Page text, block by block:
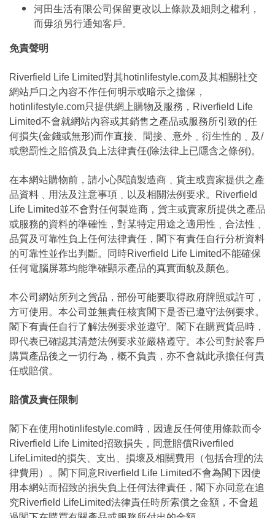
河田生活有限公司保留更改以上條款及細則之權利，
而毋須另行通知客戶。
免責聲明
Riverfield Life Limited對其hotinlifestyle.com及其相關社交
網站戶口之內容不作任何明示或暗示之擔保，
hotinlifestyle.com只提供網上購物及服務，Riverfield Life
Limited不會就網站內容或其銷售之產品或服務所引致的任
何損失(金錢或無形)而作直接、間接、意外﹑衍生性的﹑及/
或懲罰性之賠償及負上法律責任(除法律上已隱含之條例)。
在本網站購物前，請小心閱讀製造商﹑貨主或賣家提供之產
品資料﹑用法及注意事項﹑以及相關法例要求。Riverfield
Life Limited並不會對任何製造商，貨主或賣家所提供之產品
或服務的資料的準確性，對某特定用途之適用性﹑合法性﹑
品質及可靠性負上任何法律責任，閣下有責任自行分析資料
的可靠性並作出判斷。同時Riverfield Life Limited不能確保
任何電腦屏幕均能準確顯示產品的真實面貌及顏色。
本公司網站所列之貨品，部份可能要取得政府牌照或許可，
方可使用。本公司並無責任核實閣下是否已遵守法例要求。
閣下有責任自行了解法例要求並遵守。閣下在購買貨品時，
即代表已確認其清楚法例要求並嚴格遵守。本公司對於客戶
購買產品後之一切行為，概不負責，亦不會就此承擔任何責
任或賠償。
賠償及責任限制
閣下在使用hotinlifestyle.com時，因違反任何使用條款而令
Riverfield Life Limited招致損失，同意賠償Riverfiled
LifeLimited的損失、支出、損壞及相關費用（包括合理的法
律費用）。閣下同意Riverfield Life Limited不會為閣下因使
用本網站而招致的損失負上任何法律責任，閣下亦同意在追
究Riverfield LifeLimited法律責任時所索償之金額，不會超